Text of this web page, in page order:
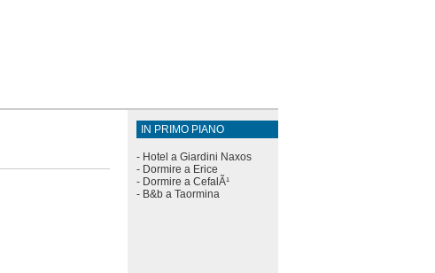
IN PRIMO PIANO
- Hotel a Giardini Naxos
- Dormire a Erice
- Dormire a CefalÃ¹
- B&b a Taormina